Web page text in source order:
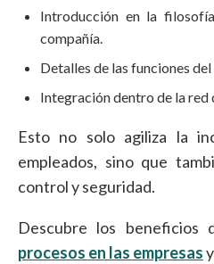
Introducción en la
compañía.
Detalles de las funciones
Integración dentro de la red
Esto no solo agiliza la
empleados, sino que
control y seguridad.
Descubre los beneficios
procesos en las empresas